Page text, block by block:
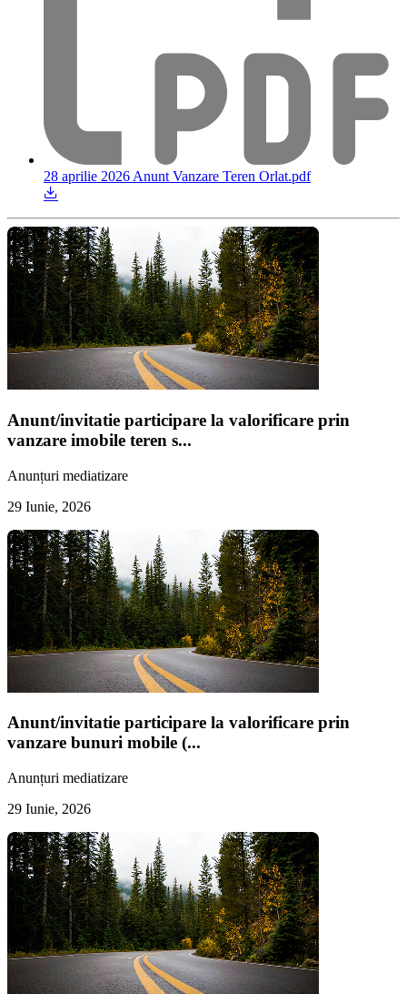
28 aprilie 2026 Anunt Vanzare Teren Orlat.pdf
Anunt/invitatie participare la valorificare prin
vanzare imobile teren s...
Anunțuri mediatizare
29 Iunie, 2026
Anunt/invitatie participare la valorificare prin
vanzare bunuri mobile (...
Anunțuri mediatizare
29 Iunie, 2026